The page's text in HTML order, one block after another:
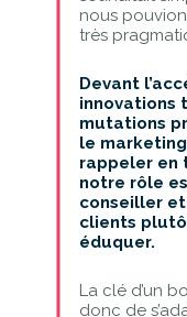
nous
très
Devant
innovations
mutations
le
rappeler en
notre rôle
conseiller et
clients
éduquer.
La clé d’un
donc de